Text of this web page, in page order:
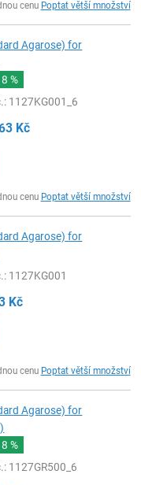
cenu Poptat větší množství
Agarose) for
8 %
: 1127KG001_6
Kč
cenu Poptat větší množství
Agarose) for
: 1127KG001
Kč
cenu Poptat větší množství
Agarose) for
8 %
: 1127GR500_6